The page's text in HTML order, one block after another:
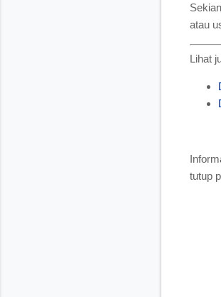
Sekian
atau
Lihat
tutup